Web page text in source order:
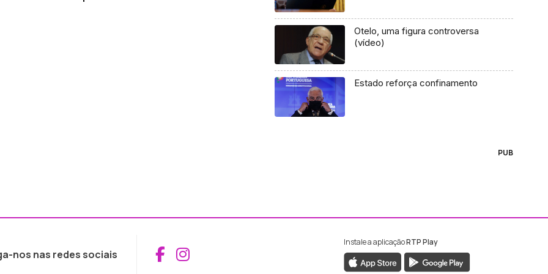
Otelo, uma figura controversa
(vídeo)
Estado reforça confinamento
PUB
nos nas redes sociais Aceder ao Facebook da RTP Madeira
Aceder ao Instagram da RTP Madeira
Instale a aplicaçãoRTP Play